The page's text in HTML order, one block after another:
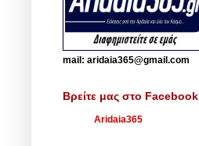
mail: aridaia365@gmail.com
Βρείτε μας στο Facebook
Aridaia365